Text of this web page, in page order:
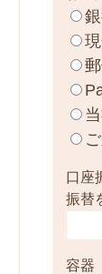
口座
振替
容器